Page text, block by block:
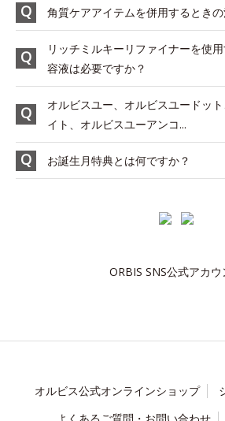
角質ケアアイテムを併用するとき
リッチミルキーリファイナーを使
容液は必要ですか？
オルビスユー、オルビスユードッ
イト、オルビスユーアンコ...
お誕生月特典とは何ですか？
ORBIS SNS公式アカウ
オルビス公式オンラインショップ